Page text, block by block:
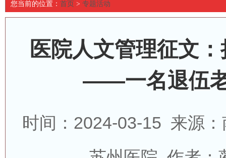
您当前的位置： 首页 > 专题活动
医院人文管理征文
——一名退伍
时间：2024-03-15 来源